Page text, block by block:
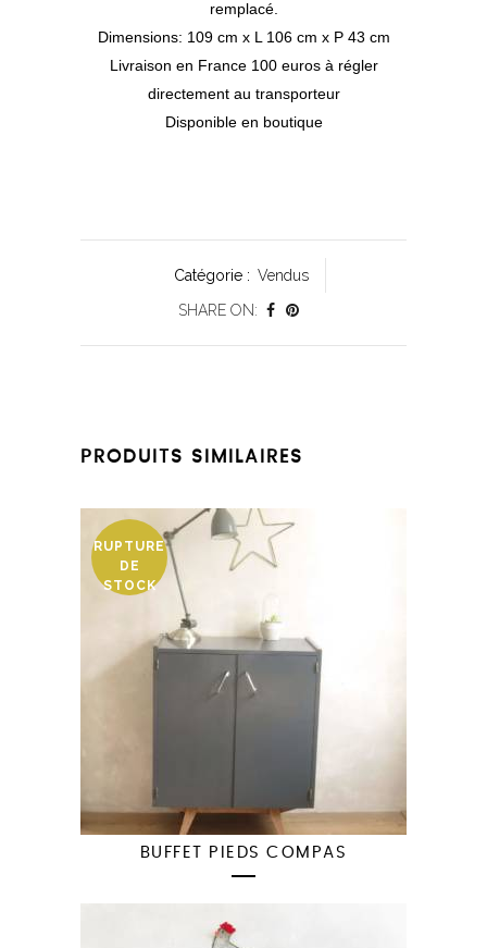
remplacé.
Dimensions: 109 cm x L 106 cm x P 43 cm
Livraison en France 100 euros à régler
directement au transporteur
Disponible en boutique
Catégorie : Vendus
SHARE ON:
PRODUITS SIMILAIRES
RUPTURE
DE
STOCK
BUFFET PIEDS COMPAS